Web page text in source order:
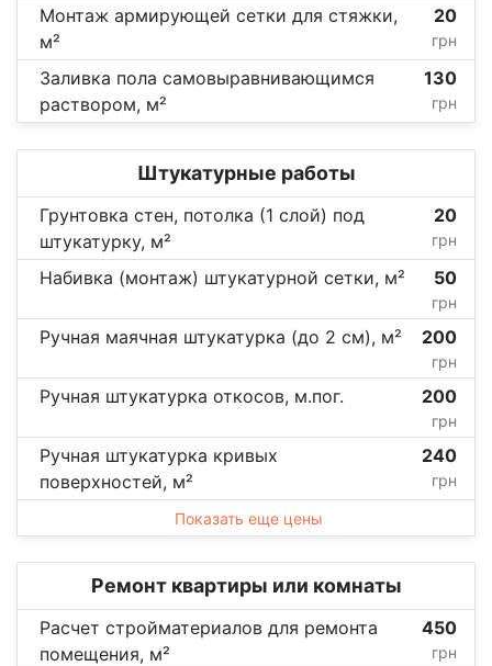
Монтаж армирующей сетки для стяжки,
м²
20
грн
Заливка пола самовыравнивающимся
раствором, м²
130
грн
Штукатурные работы
Грунтовка стен, потолка (1 слой) под
штукатурку, м²
20
грн
Набивка (монтаж) штукатурной сетки, м² 50
грн
Ручная маячная штукатурка (до 2 см), м² 200
грн
Ручная штукатурка откосов, м.пог. 200
грн
Ручная штукатурка кривых
поверхностей, м²
240
грн
Показать еще цены
Ремонт квартиры или комнаты
Расчет стройматериалов для ремонта
помещения, м²
450
грн